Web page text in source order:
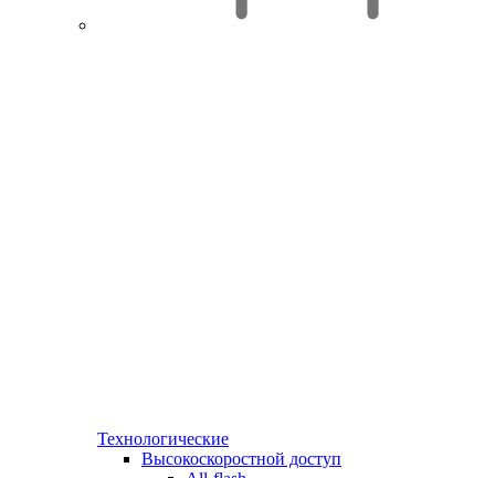
Технологические
Высокоскоростной доступ